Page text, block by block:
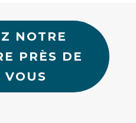
NOTRE
PRÈS DE
VOUS